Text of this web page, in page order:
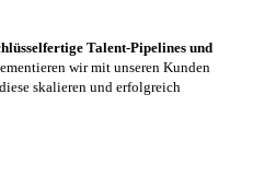
Talent-Pipelines und
wir mit unseren Kunden
skalieren und erfolgreich